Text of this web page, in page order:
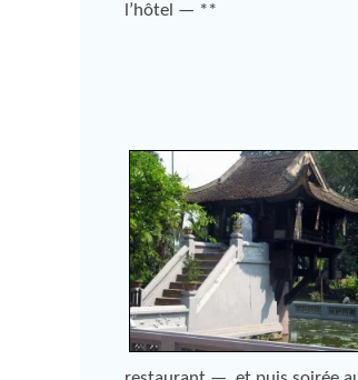
l’hôtel — **